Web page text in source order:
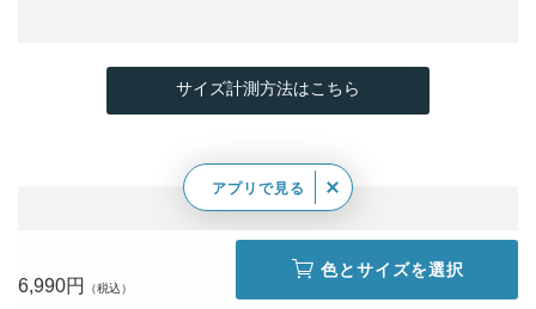
サイズ計測方法はこちら
6,990円
色とサイズを選択
アプリで見る